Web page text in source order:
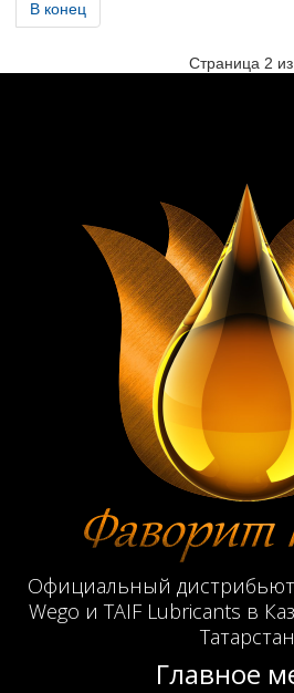
В конец
Страница 2
Официальный
Wego и TAIF Lubricants в
Татарстан
Главное